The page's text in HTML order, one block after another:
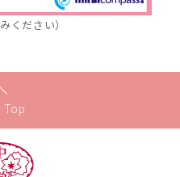
ください）
Top